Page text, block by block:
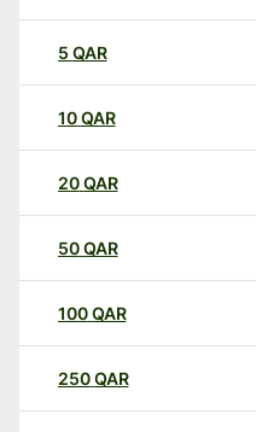
5 QAR
10QAR
20QAR
50QAR
100QAR
250QAR